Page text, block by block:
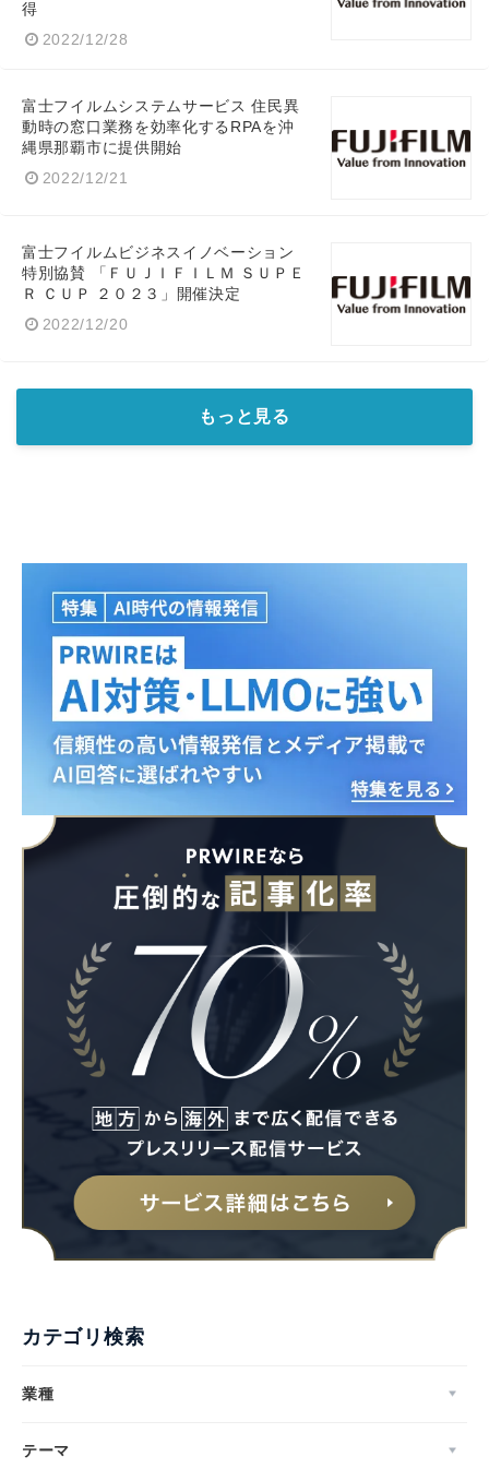
得
2022/12/28
富士フイルムシステムサービス 住民異
動時の窓口業務を効率化するRPAを沖
縄県那覇市に提供開始
2022/12/21
富士フイルムビジネスイノベーション
特別協賛 「ＦＵＪＩＦＩＬＭ ＳＵＰＥ
Ｒ ＣＵＰ ２０２３」開催決定
2022/12/20
もっと見る
カテゴリ検索
業種
テーマ